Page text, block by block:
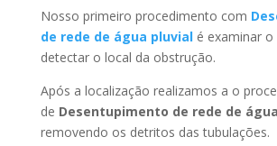
Nosso primeiro procedimento com
de rede de água pluvialé examinar o
detectar o local da obstrução.
Após a localização realizamos a o
de Desentupimento de rede de
removendo os detritos das tubulações.